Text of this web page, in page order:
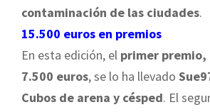
contaminación de las ciudades.
15.500 euros en premios
En esta edición, el primer premio,
7.500 euros, se lo ha llevado
Cubos de arena y césped. El